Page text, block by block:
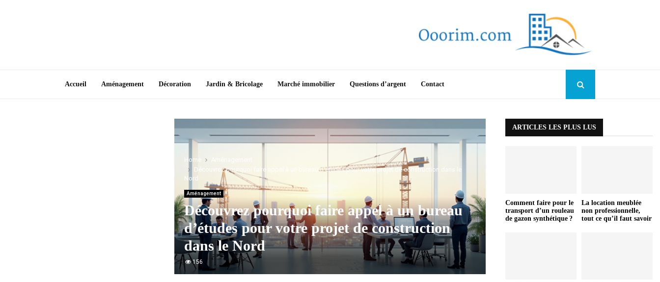
Accueil Aménagement Décoration Jardin & Bricolage Marché immobilier Questions d’argent Contact
Home
Aménagement
Découvrez pourquoi faire appel à un bureau d’études pour votre projet de construction dans le
Nord
Aménagement
Découvrez pourquoi faire appel à un bureau
d’études pour votre projet de construction
dans le Nord
156
ARTICLES LES PLUS LUS
Comment faire pour le
transport d’un rouleau
de gazon synthétique ?
La location meublée
non professionnelle,
tout ce qu’il faut savoir